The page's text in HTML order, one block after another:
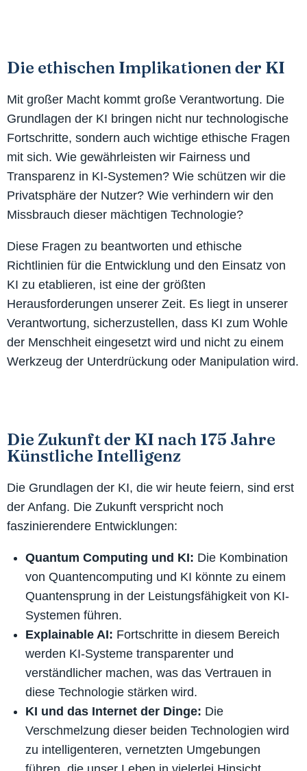
Die ethischen Implikationen der KI
Mit großer Macht kommt große Verantwortung. Die
Grundlagen der KI bringen nicht nur technologische
Fortschritte, sondern auch wichtige ethische Fragen
mit sich. Wie gewährleisten wir Fairness und
Transparenz in KI-Systemen? Wie schützen wir die
Privatsphäre der Nutzer? Wie verhindern wir den
Missbrauch dieser mächtigen Technologie?
Diese Fragen zu beantworten und ethische
Richtlinien für die Entwicklung und den Einsatz von
KI zu etablieren, ist eine der größten
Herausforderungen unserer Zeit. Es liegt in unserer
Verantwortung, sicherzustellen, dass KI zum Wohle
der Menschheit eingesetzt wird und nicht zu einem
Werkzeug der Unterdrückung oder Manipulation wird.
Die Zukunft der KI nach 175 Jahre
Künstliche Intelligenz
Die Grundlagen der KI, die wir heute feiern, sind erst
der Anfang. Die Zukunft verspricht noch
faszinierendere Entwicklungen:
Quantum Computing und KI: Die Kombination
von Quantencomputing und KI könnte zu einem
Quantensprung in der Leistungsfähigkeit von KI-
Systemen führen.
Explainable AI: Fortschritte in diesem Bereich
werden KI-Systeme transparenter und
verständlicher machen, was das Vertrauen in
diese Technologie stärken wird.
KI und das Internet der Dinge: Die
Verschmelzung dieser beiden Technologien wird
zu intelligenteren, vernetzten Umgebungen